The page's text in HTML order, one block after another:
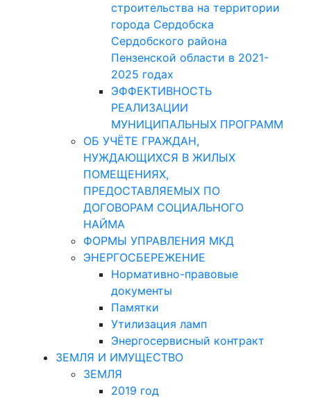
строительства на территории
города Сердобска
Сердобского района
Пензенской области в 2021-
2025 годах
ЭФФЕКТИВНОСТЬ
РЕАЛИЗАЦИИ
МУНИЦИПАЛЬНЫХ ПРОГРАММ
ОБ УЧЁТЕ ГРАЖДАН,
НУЖДАЮЩИХСЯ В ЖИЛЫХ
ПОМЕЩЕНИЯХ,
ПРЕДОСТАВЛЯЕМЫХ ПО
ДОГОВОРАМ СОЦИАЛЬНОГО
НАЙМА
ФОРМЫ УПРАВЛЕНИЯ МКД
ЭНЕРГОСБЕРЕЖЕНИЕ
Нормативно-правовые
документы
Памятки
Утилизация ламп
Энергосервисный контракт
ЗЕМЛЯ И ИМУЩЕСТВО
ЗЕМЛЯ
2019 год